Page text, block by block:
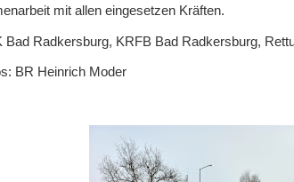
mit allen eingesetzen Kräften.
Bad Radkersburg, KRFB Bad Radkersburg,
BR Heinrich Moder